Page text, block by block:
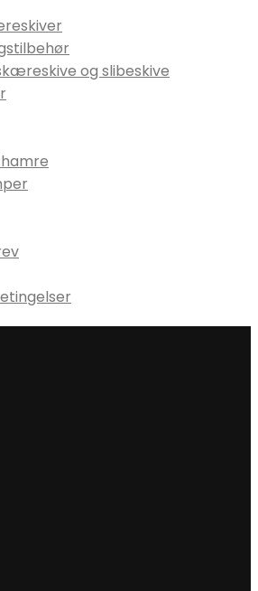
og slibeskive